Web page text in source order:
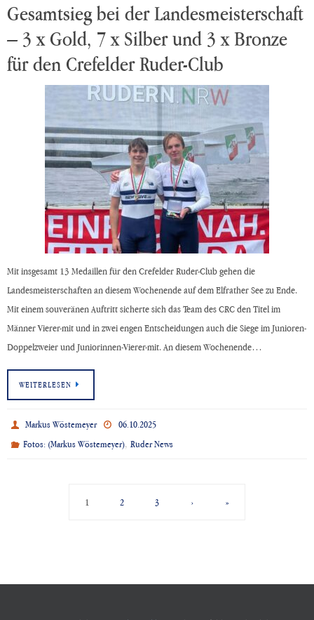
Gesamtsieg bei der Landesmeisterschaft
– 3 x Gold, 7 x Silber und 3 x Bronze
für den Crefelder Ruder-Club
Mit insgesamt 13 Medaillen für den Crefelder Ruder-Club gehen die
Landesmeisterschaften an diesem Wochenende auf dem Elfrather See zu Ende.
Mit einem souveränen Auftritt sicherte sich das Team des CRC den Titel im
Männer Vierer-mit und in zwei engen Entscheidungen auch die Siege im Junioren-
Doppelzweier und Juniorinnen-Vierer-mit. An diesem Wochenende…
WEITERLESEN
Markus Wöstemeyer
06.10.2025
Fotos: (Markus Wöstemeyer),Ruder News
1 2 3 › »